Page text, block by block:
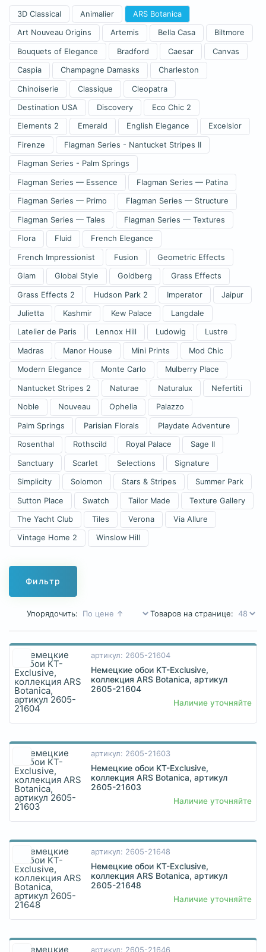
3D Classical Animalier ARS Botanica
Art Nouveau Origins Artemis Bella Casa Biltmore
Bouquets of Elegance Bradford Caesar Canvas
Caspia Champagne Damasks Charleston
Chinoiserie Classique Cleopatra
Destination USA Discovery Eco Chic 2
Elements 2 Emerald English Elegance Excelsior
Firenze Flagman Series - Nantucket Stripes II
Flagman Series - Palm Springs
Flagman Series — Essence Flagman Series — Patina
Flagman Series — Primo Flagman Series — Structure
Flagman Series — Tales Flagman Series — Textures
Flora Fluid French Elegance
French Impressionist Fusion Geometric Effects
Glam Global Style Goldberg Grass Effects
Grass Effects 2 Hudson Park 2 Imperator Jaipur
Julietta Kashmir Kew Palace Langdale
Latelier de Paris Lennox Hill Ludowig Lustre
Madras Manor House Mini Prints Mod Chic
Modern Elegance Monte Carlo Mulberry Place
Nantucket Stripes 2 Naturae Naturalux Nefertiti
Noble Nouveau Ophelia Palazzo
Palm Springs Parisian Florals Playdate Adventure
Rosenthal Rothscild Royal Palace Sage II
Sanctuary Scarlet Selections Signature
Simplicity Solomon Stars & Stripes Summer Park
Sutton Place Swatch Tailor Made Texture Gallery
The Yacht Club Tiles Verona Via Allure
Vintage Home 2 Winslow Hill
Фильтр
Упорядочить: Товаров на странице:
артикул: 2605-21604
Немецкие обои KT-Exclusive,
коллекция ARS Botanica, артикул
2605-21604
Наличие уточняйте
артикул: 2605-21603
Немецкие обои KT-Exclusive,
коллекция ARS Botanica, артикул
2605-21603
Наличие уточняйте
артикул: 2605-21648
Немецкие обои KT-Exclusive,
коллекция ARS Botanica, артикул
2605-21648
Наличие уточняйте
артикул: 2605-21646